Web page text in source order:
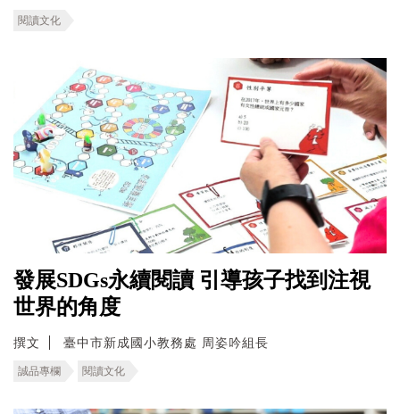
閱讀文化
發展SDGs永續閱讀 引導孩子找到注視
世界的角度
撰文 臺中市新成國小教務處 周姿吟組長
誠品專欄 閱讀文化